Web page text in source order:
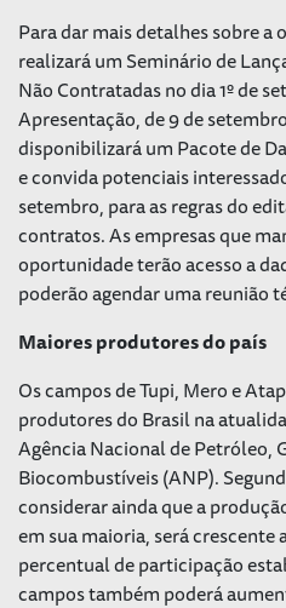
Para dar mais detalhes sobre a
realizará um Seminário de
Não Contratadas no dia 1º de
Apresentação, de 9 de
disponibilizará um Pacote de
e convida potenciais
setembro, para as regras do
contratos. As empresas que
oportunidade terão acesso a
poderão agendar uma reunião
Maiores produtores do país
Os campos de Tupi, Mero e
produtores do Brasil na
Agência Nacional de Petróleo,
Biocombustíveis (ANP).
considerar ainda que a
em sua maioria, será crescente
percentual de participação
campos também poderá